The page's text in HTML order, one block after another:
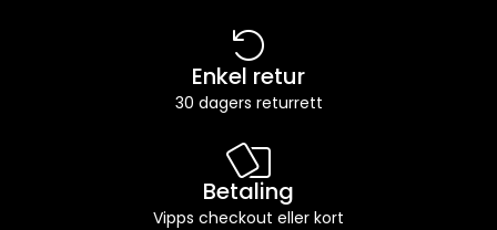
Enkel retur
30 dagers returrett
Betaling
Vipps checkout eller kort